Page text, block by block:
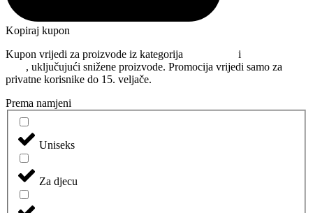
Kopiraj kupon
Kupon vrijedi za proizvode iz kategorija
i
, uključujući snižene proizvode. Promocija vrijedi samo za
privatne korisnike do 15. veljače.
Prema namjeni
Uniseks
Za djecu